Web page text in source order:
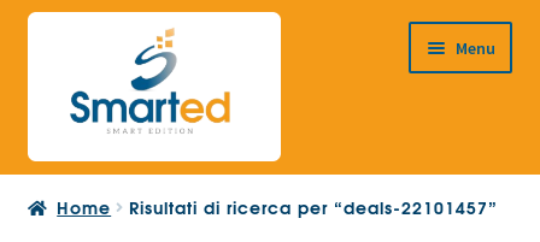
Vai
navigazione
Vai
contenuto
Menu
HOME
Home Risultati di ricerca per “deals-22101457”